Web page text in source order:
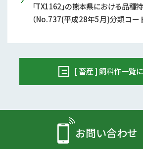
「TX1162」の熊本県における品種
（No.737(平成28年5月)分類コー
[ 畜産 ] 飼料作一覧
お問い合わせ